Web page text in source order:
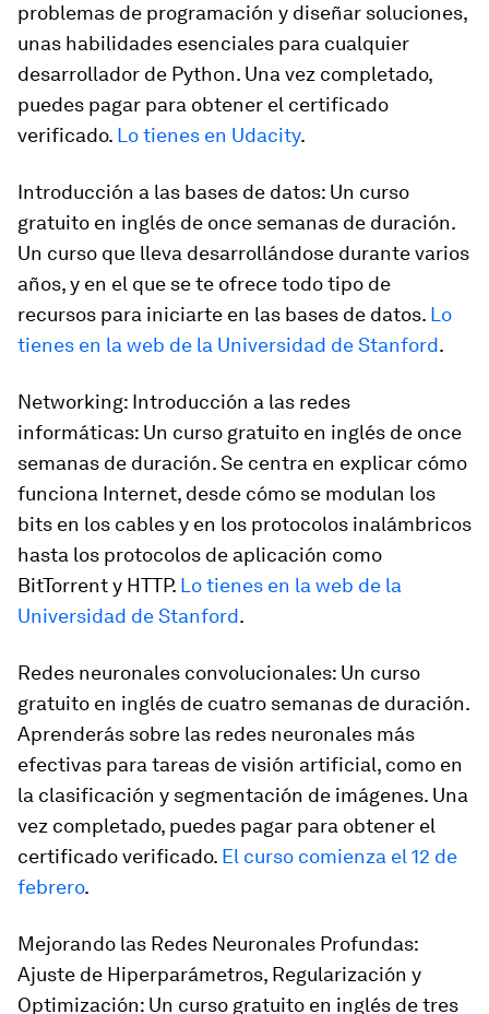
problemas de programación y diseñar soluciones,
unas habilidades esenciales para cualquier
desarrollador de Python. Una vez completado,
puedes pagar para obtener el certificado
verificado. Lo tienes en Udacity.
Introducción a las bases de datos: Un curso
gratuito en inglés de once semanas de duración.
Un curso que lleva desarrollándose durante varios
años, y en el que se te ofrece todo tipo de
recursos para iniciarte en las bases de datos. Lo
tienes en la web de la Universidad de Stanford.
Networking: Introducción a las redes
informáticas: Un curso gratuito en inglés de once
semanas de duración. Se centra en explicar cómo
funciona Internet, desde cómo se modulan los
bits en los cables y en los protocolos inalámbricos
hasta los protocolos de aplicación como
BitTorrent y HTTP. Lo tienes en la web de la
Universidad de Stanford.
Redes neuronales convolucionales: Un curso
gratuito en inglés de cuatro semanas de duración.
Aprenderás sobre las redes neuronales más
efectivas para tareas de visión artificial, como en
la clasificación y segmentación de imágenes. Una
vez completado, puedes pagar para obtener el
certificado verificado. El curso comienza el 12 de
febrero.
Mejorando las Redes Neuronales Profundas:
Ajuste de Hiperparámetros, Regularización y
Optimización: Un curso gratuito en inglés de tres